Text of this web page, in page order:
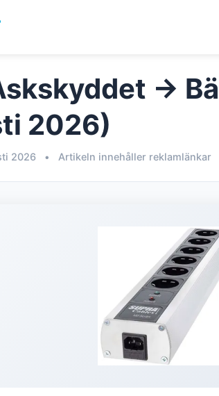
→
2026)
2026 • Artikeln innehåller reklamlänkar